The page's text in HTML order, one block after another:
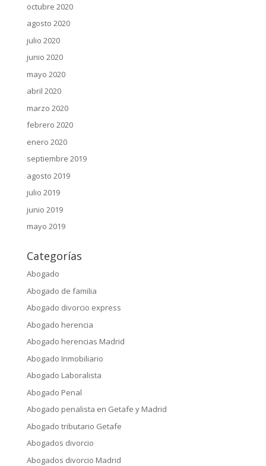
octubre 2020
agosto 2020
julio 2020
junio 2020
mayo 2020
abril 2020
marzo 2020
febrero 2020
enero 2020
septiembre 2019
agosto 2019
julio 2019
junio 2019
mayo 2019
Categorías
Abogado
Abogado de familia
Abogado divorcio express
Abogado herencia
Abogado herencias Madrid
Abogado Inmobiliario
Abogado Laboralista
Abogado Penal
Abogado penalista en Getafe y Madrid
Abogado tributario Getafe
Abogados divorcio
Abogados divorcio Madrid